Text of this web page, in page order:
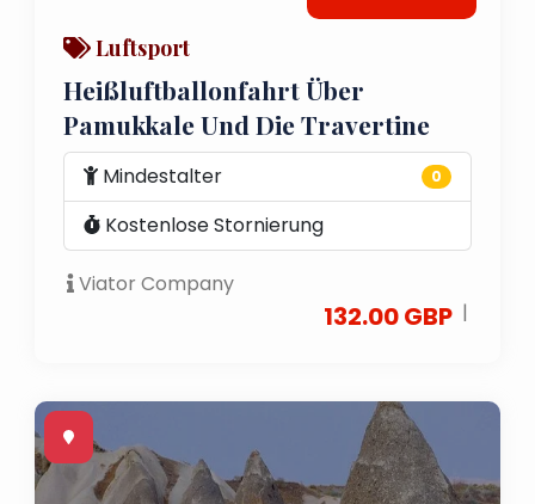
Luftsport
Heißluftballonfahrt Über
Pamukkale Und Die Travertine
Mindestalter 0
Kostenlose Stornierung
Viator Company
132.00 GBP |